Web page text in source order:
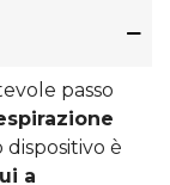
passo
dispositivo è
a